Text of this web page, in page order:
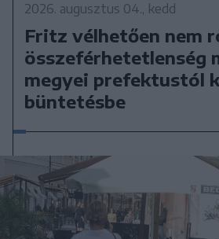
2026. augusztus 04., kedd
Fritz vélhetően nem
összeférhetetlenség
megyei prefektustól
büntetésbe